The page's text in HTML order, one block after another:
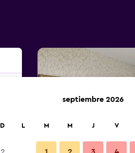
D
septiembre 2026
L M M J V